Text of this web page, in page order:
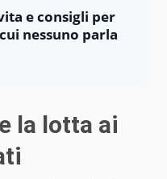
e consigli per
nessuno parla
la lotta ai